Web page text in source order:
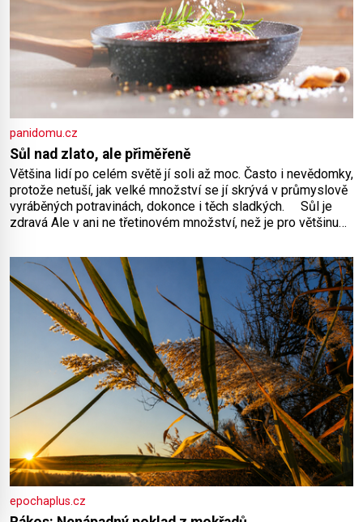
panidomu.cz
Sůl nad zlato, ale přiměřeně
Většina lidí po celém světě jí soli až moc. Často i nevědomky,
protože netuší, jak velké množství se jí skrývá v průmyslově
vyráběných potravinách, dokonce i těch sladkých. Sůl je
zdravá Ale v ani ne třetinovém množství, než je pro většinu
zásadní pro správné hospodaření
epochaplus.cz